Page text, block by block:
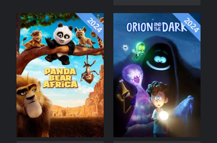
2024 2024